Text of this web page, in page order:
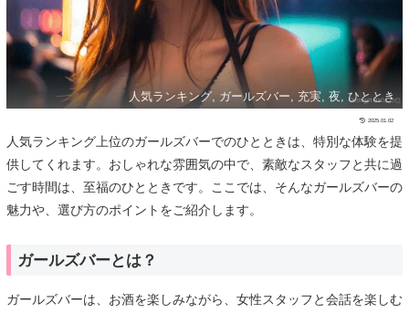
人気ランキング, ガールズバー, 充実, 夜, ひととき
2025.01.02
人気ランキング上位のガールズバーでのひとときは、特別な体験を提
供してくれます。おしゃれな雰囲気の中で、素敵なスタッフと共に過
ごす時間は、至福のひとときです。ここでは、そんなガールズバーの
魅力や、選び方のポイントをご紹介します。
ガールズバーとは？
ガールズバーは、お酒を楽しみながら、女性スタッフと会話を楽しむ